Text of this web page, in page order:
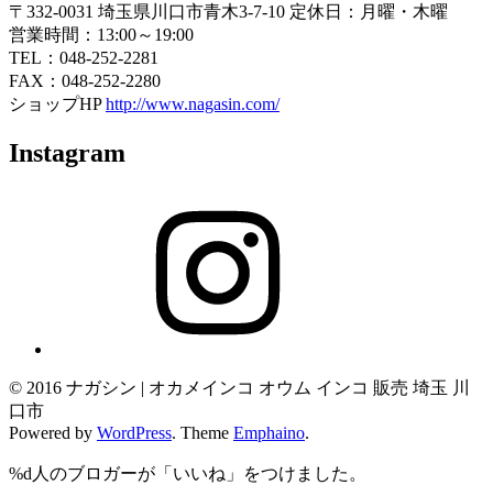
〒332-0031 埼玉県川口市青木3-7-10 定休日：月曜・木曜
営業時間：13:00～19:00
TEL：048-252-2281
FAX：048-252-2280
ショップHPhttp://www.nagasin.com/
Instagram
© 2016 ナガシン | オカメインコ オウム インコ 販売 埼玉 川
口市
Powered by WordPress. Theme Emphaino.
%d 人のブロガーが「いいね」をつけました。